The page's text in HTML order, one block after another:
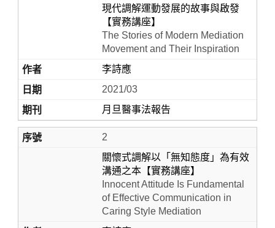
現代調解運動發展的故事與啟發
【實務講座】
The Stories of Modern Mediation
Movement and Their Inspiration
李詩應
2021/03
月旦醫事法報告
2
關懷式調解以「無知態度」為有效
溝通之本【實務講座】
Innocent Attitude Is Fundamental
of Effective Communication in
Caring Style Mediation